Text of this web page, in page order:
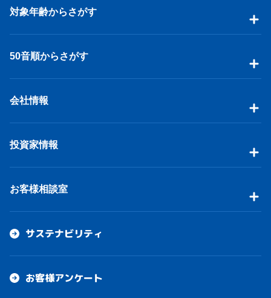
対象年齢からさがす
50音順からさがす
会社情報
投資家情報
お客様相談室
サステナビリティ
お客様アンケート